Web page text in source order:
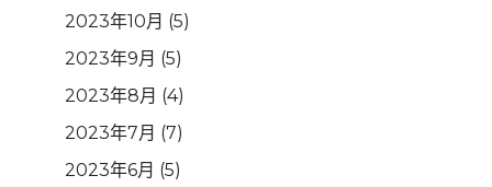
2023年10月 (5)
2023年9月 (5)
2023年8月 (4)
2023年7月 (7)
2023年6月 (5)